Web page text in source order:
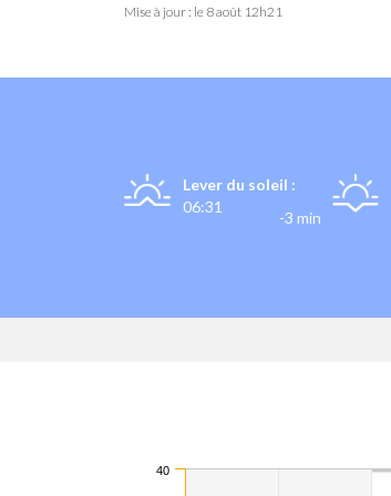
Mise à jour : le 8 août 12h21
Lever du soleil :
06:31
-3 min
40